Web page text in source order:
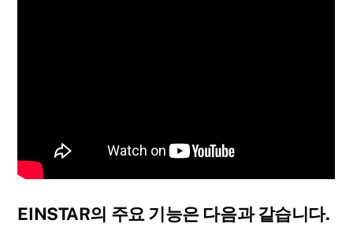
EINSTAR의 주요 기능은 다음과 같습니다.